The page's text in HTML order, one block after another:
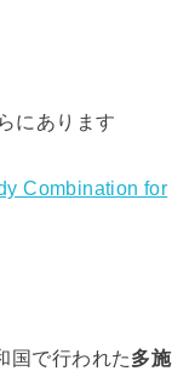
にあります
Combination for
国で行われた多施